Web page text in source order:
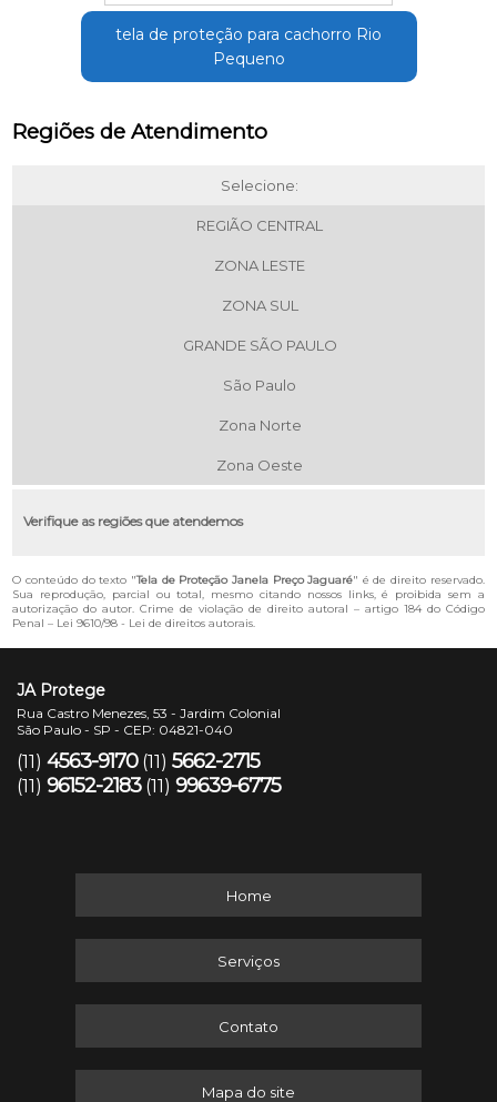
tela de proteção para cachorro Rio
Pequeno
Regiões de Atendimento
Selecione:
REGIÃO CENTRAL
ZONA LESTE
ZONA SUL
GRANDE SÃO PAULO
São Paulo
Zona Norte
Zona Oeste
Verifique as regiões que atendemos
O conteúdo do texto "Tela de Proteção Janela Preço Jaguaré" é de direito reservado.
Sua reprodução, parcial ou total, mesmo citando nossos links, é proibida sem a
autorização do autor. Crime de violação de direito autoral – artigo 184 do Código
Penal – Lei 9610/98 - Lei de direitos autorais.
JA Protege
Rua Castro Menezes, 53 - Jardim Colonial
São Paulo - SP - CEP: 04821-040
(11) 4563-9170 (11) 5662-2715
(11) 96152-2183 (11) 99639-6775
Home
Serviços
Contato
Mapa do site